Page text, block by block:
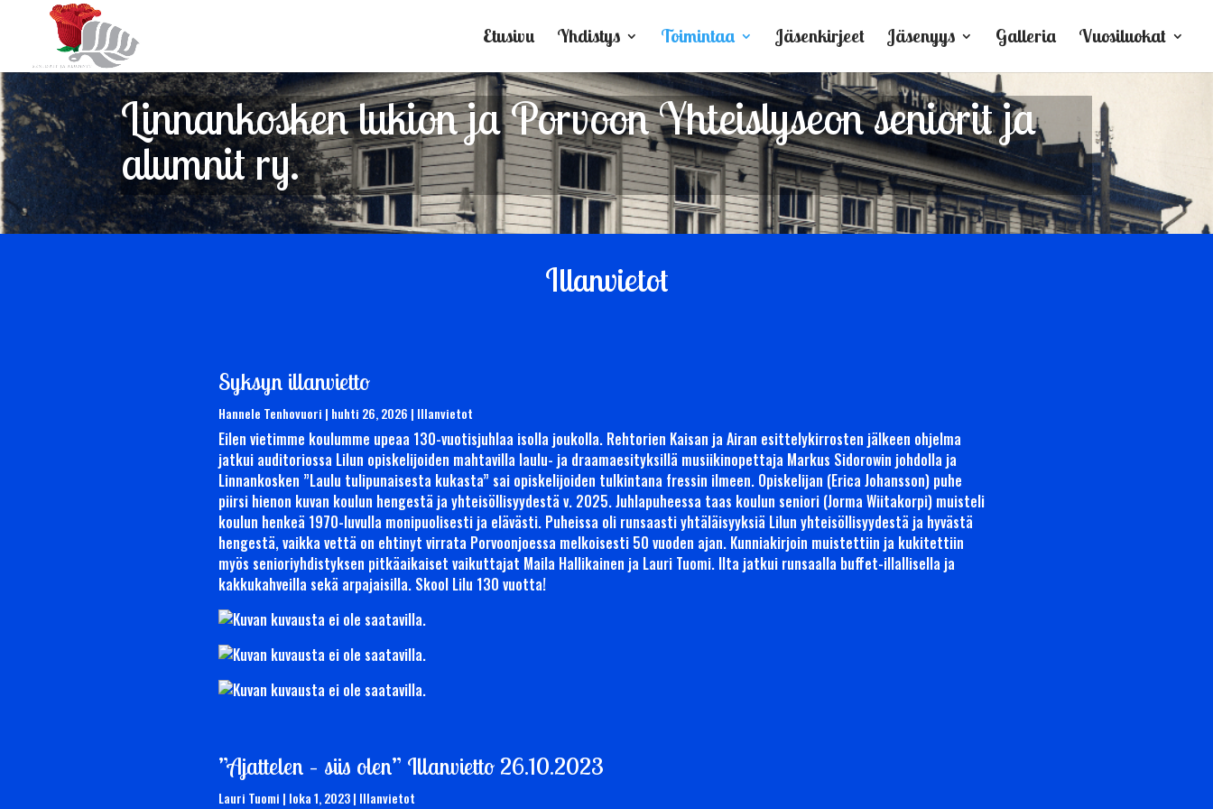
Etusivu Yhdistys Toimintaa Jäsenkirjeet Jäsenyys Galleria Vuosiluokat
Linnankosken lukion ja Porvoon Yhteislyseon seniorit ja
alumnit ry.
Illanvietot
Syksyn illanvietto
Hannele Tenhovuori | huhti 26, 2026 | Illanvietot
Eilen vietimme koulumme upeaa 130-vuotisjuhlaa isolla joukolla. Rehtorien Kaisan ja Airan esittelykirrosten jälkeen ohjelma
jatkui auditoriossa Lilun opiskelijoiden mahtavilla laulu- ja draamaesityksillä musiikinopettaja Markus Sidorowin johdolla ja
Linnankosken ”Laulu tulipunaisesta kukasta” sai opiskelijoiden tulkintana fressin ilmeen. Opiskelijan (Erica Johansson) puhe
piirsi hienon kuvan koulun hengestä ja yhteisöllisyydestä v. 2025. Juhlapuheessa taas koulun seniori (Jorma Wiitakorpi) muisteli
koulun henkeä 1970-luvulla monipuolisesti ja elävästi. Puheissa oli runsaasti yhtäläisyyksiä Lilun yhteisöllisyydestä ja hyvästä
hengestä, vaikka vettä on ehtinyt virrata Porvoonjoessa melkoisesti 50 vuoden ajan. Kunniakirjoin muistettiin ja kukitettiin
myös senioriyhdistyksen pitkäaikaiset vaikuttajat Maila Hallikainen ja Lauri Tuomi. Ilta jatkui runsaalla buffet-illallisella ja
kakkukahveilla sekä arpajaisilla. Skool Lilu 130 vuotta!
”Ajattelen – siis olen” Illanvietto 26.10.2023
Lauri Tuomi | loka 1, 2023| Illanvietot